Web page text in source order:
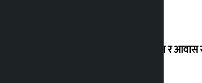
विस्थापित सुकुम्वासी बालबालिकाको शिक्षा र